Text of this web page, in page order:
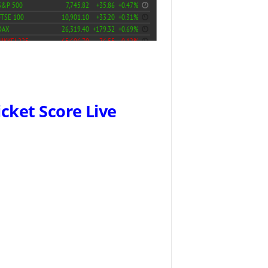
Score Live